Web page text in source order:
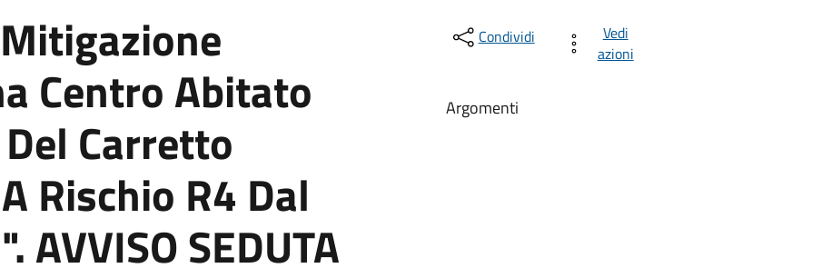
Centro Abitato
Carretto
Rischio R4 Dal
AVVISO SEDUTA
Condividi
Vedi
azioni
Argomenti